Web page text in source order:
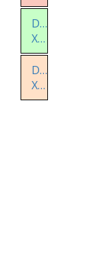
Distrito
XIV
Distrito
XV